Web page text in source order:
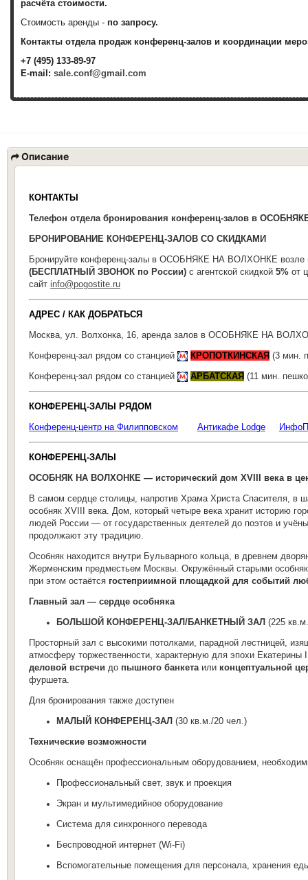
расчёта стоимости.
Стоимость аренды - по запросу.
Контакты отдела продаж конференц-залов и координации
+7 (495) 133-89-97
E-mail: sale.conf@gmail.com
Описание
КОНТАКТЫ
Телефон отдела бронирования конференц-залов в
БРОНИРОВАНИЕ КОНФЕРЕНЦ-ЗАЛОВ СО СКИДКАМИ
Бронируйте конференц-залы в ОСОБНЯКЕ НА ВОЛХОНКЕ возле
(БЕСПЛАТНЫЙ ЗВОНОК по России) с агентской скидкой 5% от
сайт info@pogostite.ru
АДРЕС / КАК ДОБРАТЬСЯ
Москва, ул. Волхонка, 16, аренда залов в ОСОБНЯКЕ НА
Конференц-зал рядом со станцией
КРОПОТКИНСКАЯ (3 мин.
Конференц-зал рядом со станцией
АРБАТСКАЯ (11 мин.
КОНФЕРЕНЦ-ЗАЛЫ РЯДОМ
Конференц-центр на Филипповском
Антикафе Lodge
КОНФЕРЕНЦ-ЗАЛЫ
ОСОБНЯК НА ВОЛХОНКЕ — исторический дом XVIII века в
В самом сердце столицы, напротив Храма Христа Спасителя, в
особняк XVIII века. Дом, который четыре века хранит историю
людей России — от государственных деятелей до поэтов и
продолжают эту традицию.
Особняк находится внутри Бульварного кольца, в древнем
Жерменским предместьем Москвы. Окружённый старыми
при этом остаётся гостеприимной площадкой для событий
Главный зал — сердце особняка
БОЛЬШОЙ КОНФЕРЕНЦ-ЗАЛ/БАНКЕТНЫЙ ЗАЛ (225
Просторный зал с высокими потолками, парадной лестницей,
атмосферу торжественности, характерную для эпохи
деловой встречи до пышного банкета или концептуальной
фуршета.
Для бронирования также доступен
МАЛЫЙ КОНФЕРЕНЦ-ЗАЛ (30 кв.м./20 чел.)
Технические возможности
Особняк оснащён профессиональным оборудованием,
Профессиональный свет, звук и проекция
Экран и мультимедийное оборудование
Система для синхронного перевода
Беспроводной интернет (Wi-Fi)
Вспомогательные помещения для персонала, хранения